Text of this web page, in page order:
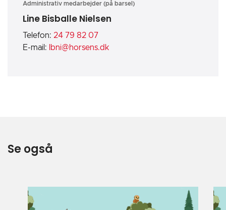
Administrativ medarbejder (på barsel)
Line Bisballe Nielsen
Telefon: 24 79 82 07
E-mail:
lbni@horsens.dk
Se også